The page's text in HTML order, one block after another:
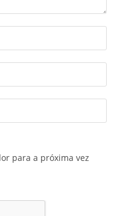
para a próxima vez